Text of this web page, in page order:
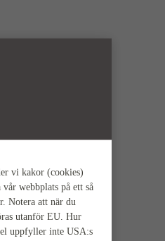
vi kakor (cookies)
webbplats på ett så
Notera att när du
utanför EU. Hur
uppfyller inte USA:s